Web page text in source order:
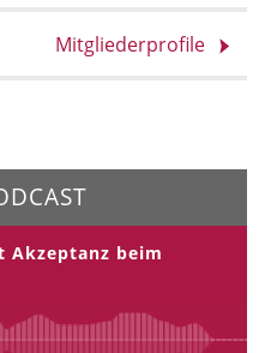
Mitgliederprofile
beim